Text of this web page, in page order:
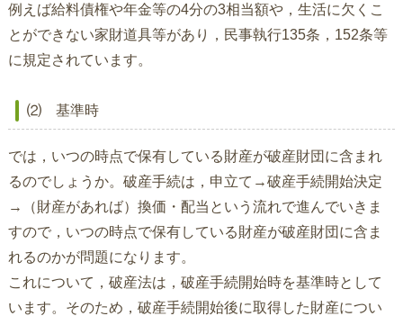
例えば給料債権や年金等の4分の3相当額や，生活に欠くこ
とができない家財道具等があり，民事執行135条，152条等
に規定されています。
⑵ 基準時
では，いつの時点で保有している財産が破産財団に含まれ
るのでしょうか。破産手続は，申立て→破産手続開始決定
→（財産があれば）換価・配当という流れで進んでいきま
すので，いつの時点で保有している財産が破産財団に含ま
れるのかが問題になります。
これについて，破産法は，破産手続開始時を基準時として
います。そのため，破産手続開始後に取得した財産につい